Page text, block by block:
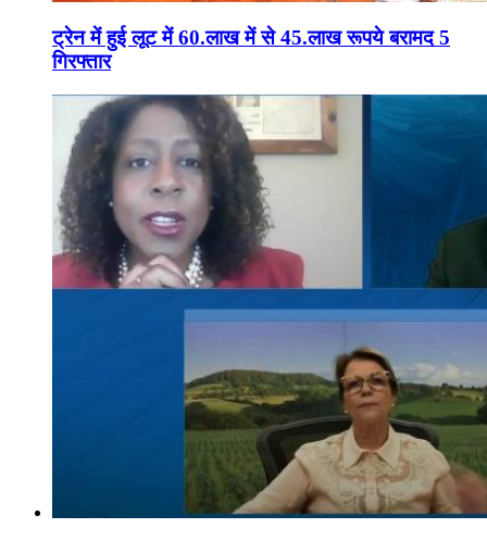
ट्रेन में हुई लूट में 60.लाख में से 45.लाख रूपये बरामद 5
गिरफ्तार